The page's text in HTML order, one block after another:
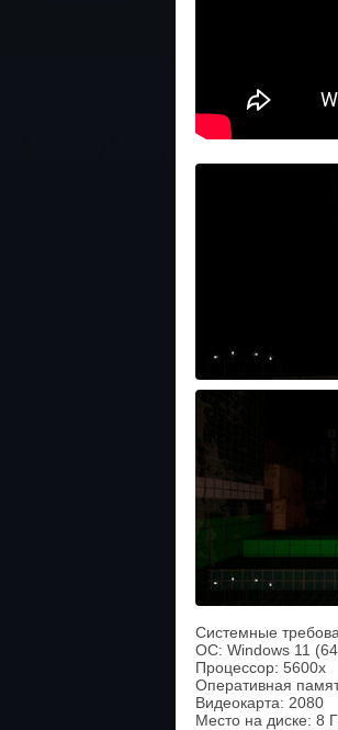
Системные
ОС: Windows 11
Процессор: 5600x
Оперативная
Видеокарта: 2080
Место на диске: 8